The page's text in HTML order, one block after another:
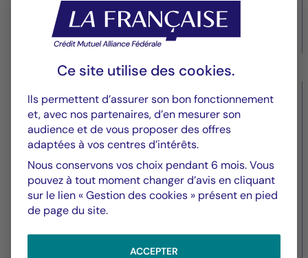
29/12/2025
Réglementaire
Lettre d’information aux
porteurs l’opcvm CM-AM
convictions USA LU-FR
Ce site utilise des cookies.
Ils permettent d’assurer son bon fonctionnement
et, avec nos partenaires, d’en mesurer son
audience et de vous proposer des offres
adaptées à vos centres d’intérêts.
Nous conservons vos choix pendant 6 mois. Vous
pouvez à tout moment changer d’avis en cliquant
sur le lien « Gestion des cookies » présent en pied
de page du site.
ACCEPTER